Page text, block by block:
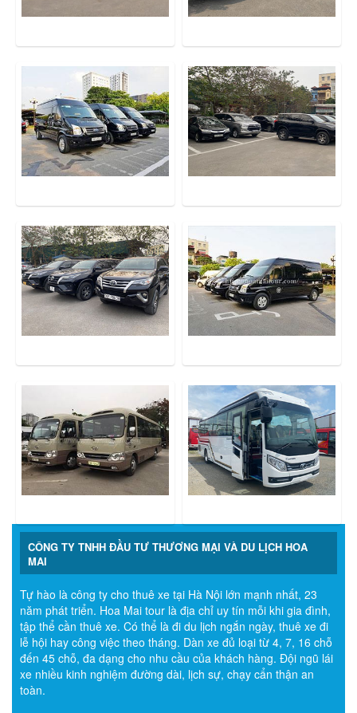
CÔNG TY TNHH ĐẦU TƯ THƯƠNG MẠI VÀ DU LỊCH HOA
MAI
Tự hào là công ty cho thuê xe tại Hà Nội lớn mạnh nhất, 23
năm phát triển. Hoa Mai tour là địa chỉ uy tín mỗi khi gia đình,
tập thể cần thuê xe. Có thể là đi du lịch ngắn ngày, thuê xe đi
lễ hội hay công việc theo tháng. Dàn xe đủ loại từ 4, 7, 16 chỗ
đến 45 chỗ, đa dạng cho nhu cầu của khách hàng. Đội ngũ lái
xe nhiều kinh nghiệm đường dài, lịch sự, chạy cẩn thận an
toàn.